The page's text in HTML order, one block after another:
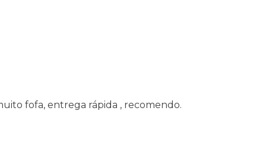
fofa, entrega rápida , recomendo.